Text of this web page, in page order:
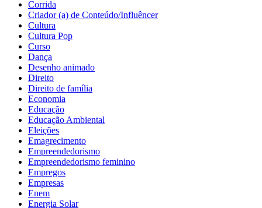
Corrida
Criador (a) de Conteúdo/Influêncer
Cultura
Cultura Pop
Curso
Dança
Desenho animado
Direito
Direito de família
Economia
Educação
Educação Ambiental
Eleições
Emagrecimento
Empreendedorismo
Empreendedorismo feminino
Empregos
Empresas
Enem
Energia Solar